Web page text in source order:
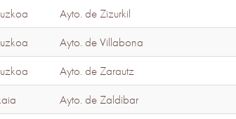
Ayto. de Zizurkil
Ayto. de Villabona
Ayto. de Zarautz
Ayto. de Zaldibar